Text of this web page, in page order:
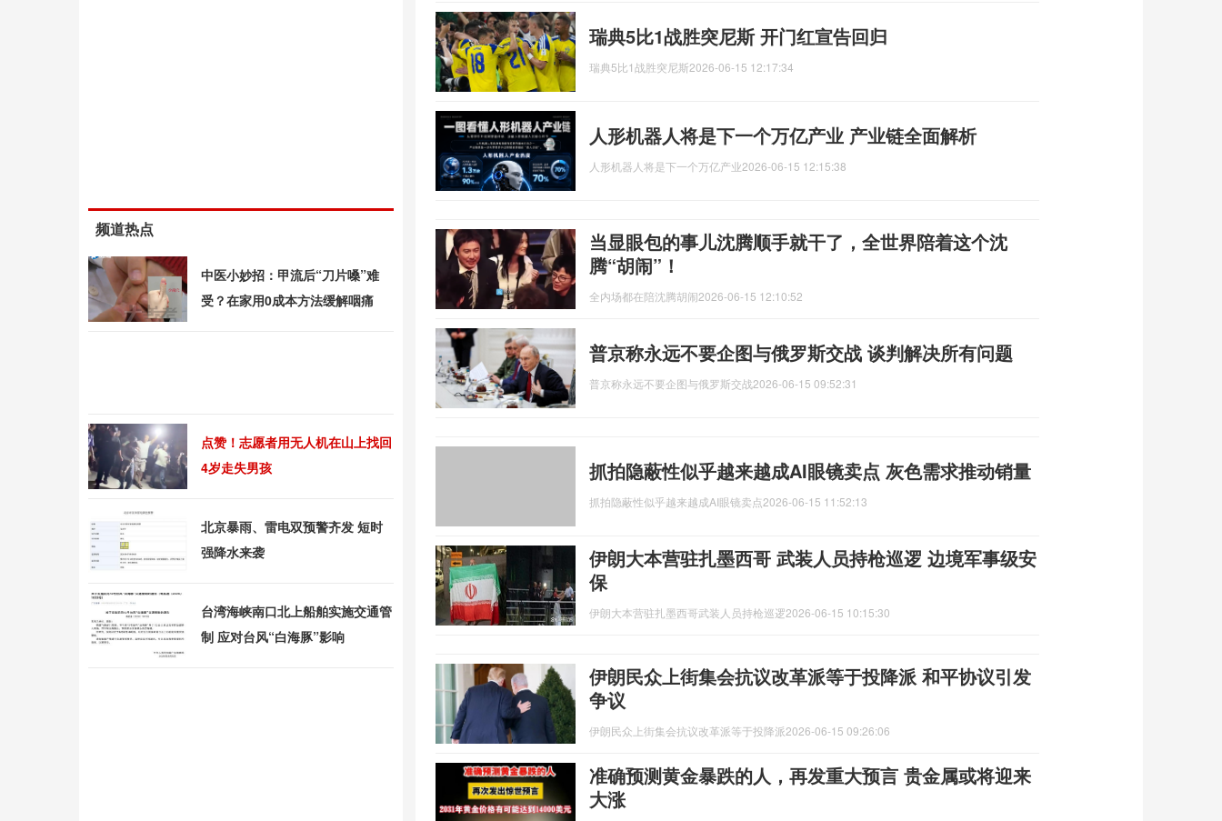
瑞典5比1战胜突尼斯 开门红宣告回归
瑞典5比1战胜突尼斯2026-06-15 12:17:34
人形机器人将是下一个万亿产业 产业链全面解析
人形机器人将是下一个万亿产业2026-06-15 12:15:38
当显眼包的事儿沈腾顺手就干了，全世界陪着这个沈
腾“胡闹”！
全内场都在陪沈腾胡闹2026-06-15 12:10:52
普京称永远不要企图与俄罗斯交战 谈判解决所有问题
普京称永远不要企图与俄罗斯交战2026-06-15 09:52:31
抓拍隐蔽性似乎越来越成AI眼镜卖点 灰色需求推动销量
抓拍隐蔽性似乎越来越成AI眼镜卖点2026-06-15 11:52:13
伊朗大本营驻扎墨西哥 武装人员持枪巡逻 边境军事级安
保
伊朗大本营驻扎墨西哥武装人员持枪巡逻2026-06-15 10:15:30
伊朗民众上街集会抗议改革派等于投降派 和平协议引发
争议
伊朗民众上街集会抗议改革派等于投降派2026-06-15 09:26:06
准确预测黄金暴跌的人，再发重大预言 贵金属或将迎来
大涨
频道热点
中医小妙招：甲流后“刀片嗓”难
受？在家用0成本方法缓解咽痛
点赞！志愿者用无人机在山上找回
4岁走失男孩
北京暴雨、雷电双预警齐发 短时
强降水来袭
台湾海峡南口北上船舶实施交通管
制 应对台风“白海豚”影响